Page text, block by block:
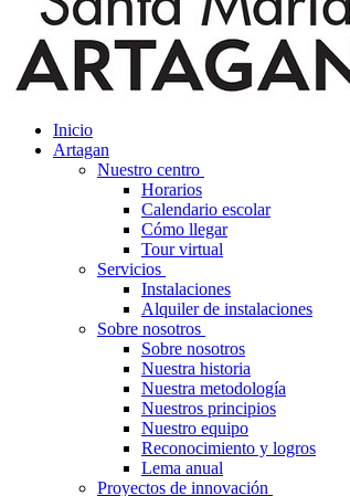
Inicio
Artagan
Nuestro centro
Horarios
Calendario escolar
Cómo llegar
Tour virtual
Servicios
Instalaciones
Alquiler de instalaciones
Sobre nosotros
Sobre nosotros
Nuestra historia
Nuestra metodología
Nuestros principios
Nuestro equipo
Reconocimiento y logros
Lema anual
Proyectos de innovación